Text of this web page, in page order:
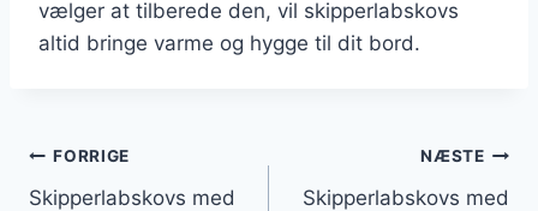
vælger at tilberede den, vil skipperlabskovs
altid bringe varme og hygge til dit bord.
Indlægsnavigation
FORRIGE
Skipperlabskovs med
NÆSTE
Skipperlabskovs med